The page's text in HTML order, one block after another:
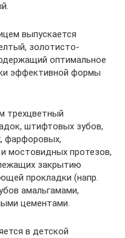
выпускается
золотисто-
оптимальное
эффективной формы
трехцветный
штифтовых зубов,
фарфоровых,
мостовидных протезов,
закрытию
прокладки (напр.
амальгамами,
цементами.
в детской